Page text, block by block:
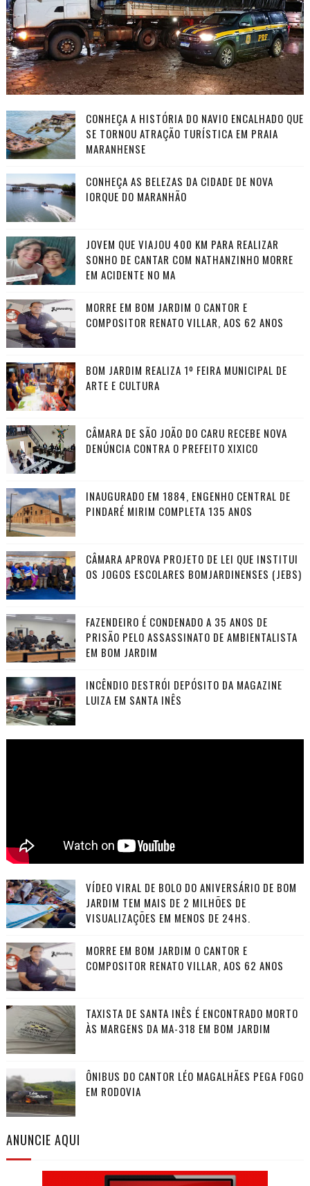
CONHEÇA A HISTÓRIA DO NAVIO ENCALHADO QUE
SE TORNOU ATRAÇÃO TURÍSTICA EM PRAIA
MARANHENSE
CONHEÇA AS BELEZAS DA CIDADE DE NOVA
IORQUE DO MARANHÃO
JOVEM QUE VIAJOU 400 KM PARA REALIZAR
SONHO DE CANTAR COM NATHANZINHO MORRE
EM ACIDENTE NO MA
MORRE EM BOM JARDIM O CANTOR E
COMPOSITOR RENATO VILLAR, AOS 62 ANOS
BOM JARDIM REALIZA 1º FEIRA MUNICIPAL DE
ARTE E CULTURA
CÂMARA DE SÃO JOÃO DO CARU RECEBE NOVA
DENÚNCIA CONTRA O PREFEITO XIXICO
INAUGURADO EM 1884, ENGENHO CENTRAL DE
PINDARÉ MIRIM COMPLETA 135 ANOS
CÂMARA APROVA PROJETO DE LEI QUE INSTITUI
OS JOGOS ESCOLARES BOMJARDINENSES (JEBS)
FAZENDEIRO É CONDENADO A 35 ANOS DE
PRISÃO PELO ASSASSINATO DE AMBIENTALISTA
EM BOM JARDIM
INCÊNDIO DESTRÓI DEPÓSITO DA MAGAZINE
LUIZA EM SANTA INÊS
VÍDEO VIRAL DE BOLO DO ANIVERSÁRIO DE BOM
JARDIM TEM MAIS DE 2 MILHÕES DE
VISUALIZAÇÕES EM MENOS DE 24HS.
MORRE EM BOM JARDIM O CANTOR E
COMPOSITOR RENATO VILLAR, AOS 62 ANOS
TAXISTA DE SANTA INÊS É ENCONTRADO MORTO
ÀS MARGENS DA MA-318 EM BOM JARDIM
ÔNIBUS DO CANTOR LÉO MAGALHÃES PEGA FOGO
EM RODOVIA
ANUNCIE AQUI